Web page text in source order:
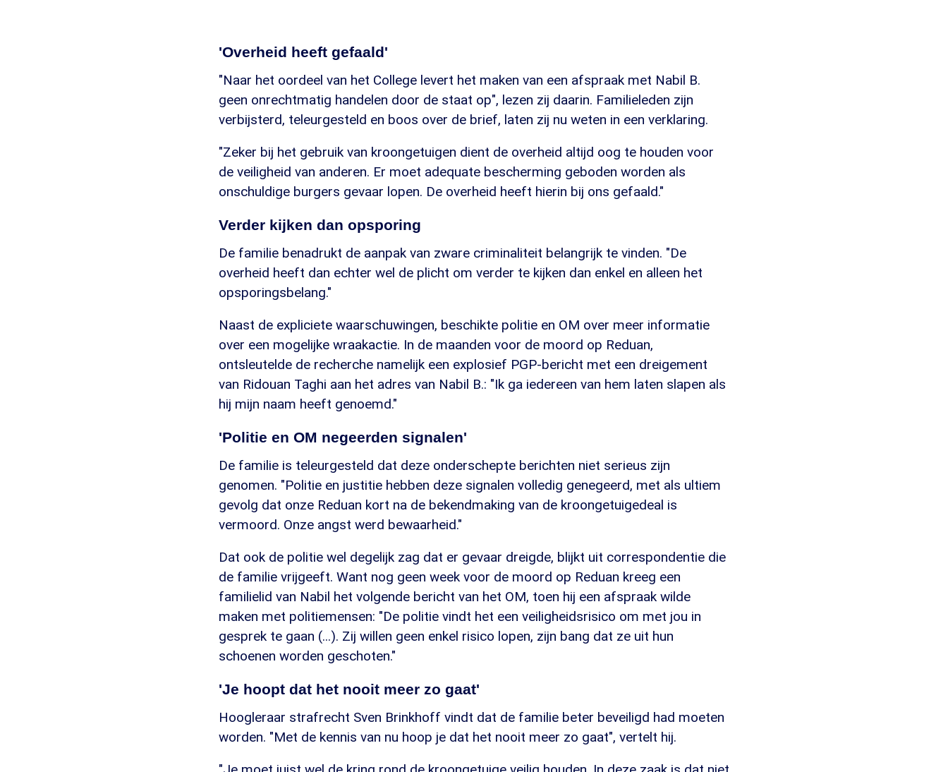
'Overheid heeft gefaald'
"Naar het oordeel van het College levert het maken van een afspraak met Nabil B.
geen onrechtmatig handelen door de staat op", lezen zij daarin. Familieleden zijn
verbijsterd, teleurgesteld en boos over de brief, laten zij nu weten in een verklaring.
"Zeker bij het gebruik van kroongetuigen dient de overheid altijd oog te houden voor
de veiligheid van anderen. Er moet adequate bescherming geboden worden als
onschuldige burgers gevaar lopen. De overheid heeft hierin bij ons gefaald."
Verder kijken dan opsporing
De familie benadrukt de aanpak van zware criminaliteit belangrijk te vinden. "De
overheid heeft dan echter wel de plicht om verder te kijken dan enkel en alleen het
opsporingsbelang."
Naast de expliciete waarschuwingen, beschikte politie en OM over meer informatie
over een mogelijke wraakactie. In de maanden voor de moord op Reduan,
ontsleutelde de recherche namelijk een explosief PGP-bericht met een dreigement
van Ridouan Taghi aan het adres van Nabil B.: "Ik ga iedereen van hem laten slapen als
hij mijn naam heeft genoemd."
'Politie en OM negeerden signalen'
De familie is teleurgesteld dat deze onderschepte berichten niet serieus zijn
genomen. "Politie en justitie hebben deze signalen volledig genegeerd, met als ultiem
gevolg dat onze Reduan kort na de bekendmaking van de kroongetuigedeal is
vermoord. Onze angst werd bewaarheid."
Dat ook de politie wel degelijk zag dat er gevaar dreigde, blijkt uit correspondentie die
de familie vrijgeeft. Want nog geen week voor de moord op Reduan kreeg een
familielid van Nabil het volgende bericht van het OM, toen hij een afspraak wilde
maken met politiemensen: "De politie vindt het een veiligheidsrisico om met jou in
gesprek te gaan (...). Zij willen geen enkel risico lopen, zijn bang dat ze uit hun
schoenen worden geschoten."
'Je hoopt dat het nooit meer zo gaat'
Hoogleraar strafrecht Sven Brinkhoff vindt dat de familie beter beveiligd had moeten
worden. "Met de kennis van nu hoop je dat het nooit meer zo gaat", vertelt hij.